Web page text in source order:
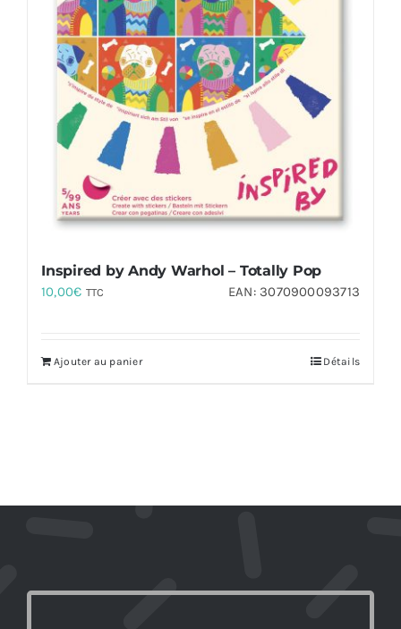
Inspired by Andy Warhol – Totally Pop
10,00€ TTC EAN:3070900093713
Ajouter au panier Détails